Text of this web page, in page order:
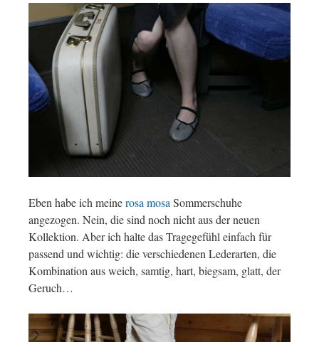
Eben habe ich meinerosa mosaSommerschuhe
angezogen. Nein, die sind noch nicht aus der neuen
Kollektion. Aber ich halte das Tragegefühl einfach für
passend und wichtig: die verschiedenen Lederarten, die
Kombination aus weich, samtig, hart, biegsam, glatt, der
Geruch…